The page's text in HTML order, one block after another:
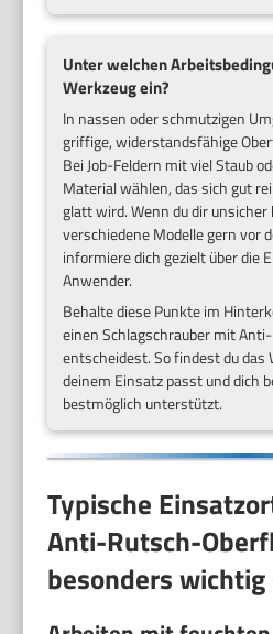
Unter welchen
Werkzeug ein?
In nassen oder schmutzigen
griffige, widerstandsfähige
Bei Job-Feldern mit viel Staub
Material wählen, das sich gut
glatt wird. Wenn du dir unsicher
verschiedene Modelle gern vor
informiere dich gezielt über die
Anwender.
Behalte diese Punkte im
einen Schlagschrauber mit
entscheidest. So findest du das
deinem Einsatz passt und dich
bestmöglich unterstützt.
Typische
Anti-Rutsch-
besonders